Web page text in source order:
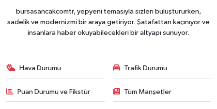
bursasancakcomtr, yepyeni temasıyla sizleri buluştururken,
sadelik ve modernizmi bir araya getiriyor. Şatafattan kaçınıyor ve
insanlara haber okuyabilecekleri bir altyapı sunuyor.
Hava Durumu Trafik Durumu
Puan Durumu ve Fikstür Tüm Manşetler